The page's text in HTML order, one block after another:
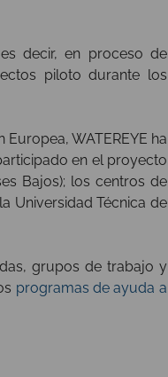
decir, en proceso de
piloto durante los
Europea, WATEREYE ha
en el proyecto
Bajos); los centros de
Universidad Técnica de
grupos de trabajo y
programas de ayuda a